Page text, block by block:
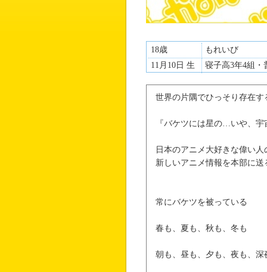
18歳
もれいび
11月10日 生
寝子高3年4組・
世界の片隅でひっそり存在す
『バケツには星の…いや、
日本のアニメ大好きな偉い
新しいアニメ情報を本部に
常にバケツを被っている
春も、夏も、秋も、冬も
朝も、昼も、夕も、夜も、深